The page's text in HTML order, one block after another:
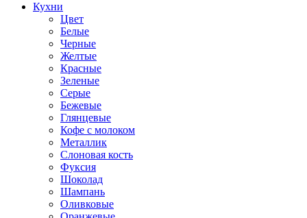
Кухни
Цвет
Белые
Черные
Желтые
Красные
Зеленые
Серые
Бежевые
Глянцевые
Кофе с молоком
Металлик
Слоновая кость
Фуксия
Шоколад
Шампань
Оливковые